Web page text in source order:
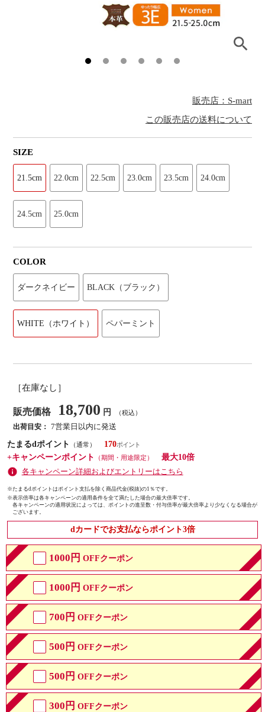
販売店：S-mart
この販売店の送料について
SIZE
21.5cm 22.0cm 22.5cm 23.0cm 23.5cm 24.0cm
24.5cm 25.0cm
COLOR
ダークネイビー BLACK（ブラック）
WHITE（ホワイト） ペパーミント
［在庫なし］
販売価格 18,700 円 （税込）
出荷目安： 7営業日以内に発送
たまるdポイント
（通常）
170
+キャンペーンポイント
（期間・用途限定）
最大10倍
各キャンペーン詳細およびエントリーはこちら
※たまるdポイントはポイント支払を除く商品代金(税抜)の1％です。
※表示倍率は各キャンペーンの適用条件を全て満たした場合の最大倍率です。
各キャンペーンの適用状況によっては、ポイントの進呈数・付与倍率が最大倍率より少なくなる場合が
ございます。
dカードでお支払ならポイント3倍
1000円 OFFクーポン
1000円 OFFクーポン
700円 OFFクーポン
500円 OFFクーポン
500円 OFFクーポン
300円 OFFクーポン